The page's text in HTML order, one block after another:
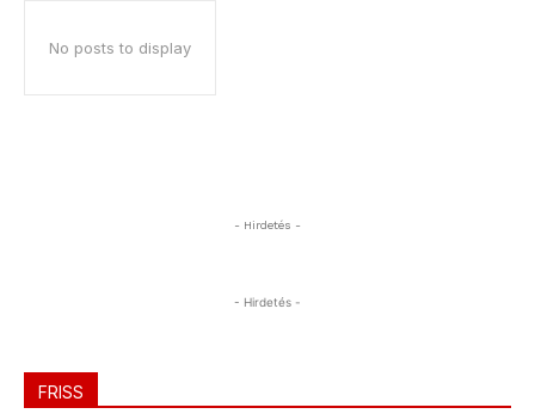
No posts to display
- Hirdetés -
- Hirdetés -
FRISS